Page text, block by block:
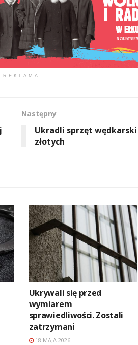
REKLAMA
Następny
Ukradli sprzęt
złotych
Ukrywali się przed
wymiarem
sprawiedliwości. Zostali
zatrzymani
18 MAJA 2026